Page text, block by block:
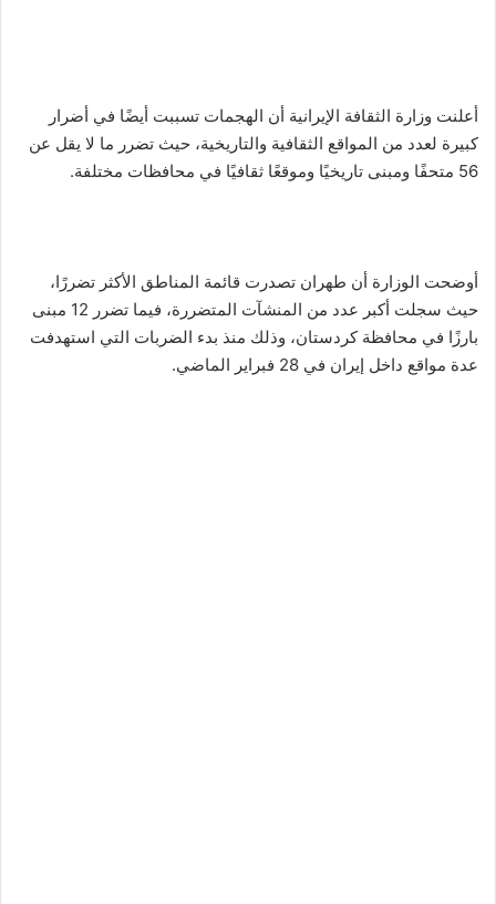
أعلنت وزارة الثقافة الإيرانية أن الهجمات تسببت أيضًا في أضرار
كبيرة لعدد من المواقع الثقافية والتاريخية، حيث تضرر ما لا يقل عن
56 متحفًا ومبنى تاريخيًا وموقعًا ثقافيًا في محافظات مختلفة.
أوضحت الوزارة أن طهران تصدرت قائمة المناطق الأكثر تضررًا،
حيث سجلت أكبر عدد من المنشآت المتضررة، فيما تضرر 12 مبنى
بارزًا في محافظة كردستان، وذلك منذ بدء الضربات التي استهدفت
عدة مواقع داخل إيران في 28 فبراير الماضي.